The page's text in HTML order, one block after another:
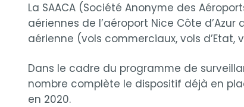
La SAACA (Société Anonyme des
aériennes de l’aéroport Nice Côte
aérienne (vols commerciaux, vols
Dans le cadre du programme de
nombre complète le dispositif déjà en
en 2020.